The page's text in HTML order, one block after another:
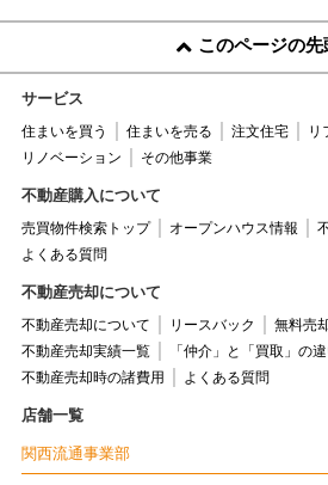
このページの先
サービス
住まいを買う 住まいを売る 注文住宅
リ
リノベーション
その他事業
不動産購入について
売買物件検索トップ オープンハウス情報
よくある質問
不動産売却について
不動産売却について リースバック
無料売
不動産売却実績一覧
「仲介」と「買取」の
不動産売却時の諸費用
よくある質問
店舗一覧
関西流通事業部